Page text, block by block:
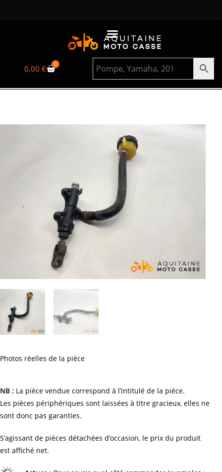
0,00€ 0
Photos réelles de la pièce
NB : La pièce vendue correspond à l’intitulé de la pièce.
Les pièces périphériques sont laissées à titre gracieux, elles ne
sont donc pas garanties.
S’agissant de pièces détachées d’occasion, le prix du produit
est affiché net.